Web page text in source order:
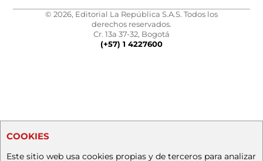
© 2026, Editorial La República S.A.S. Todos los
derechos reservados.
Cr. 13a 37-32, Bogotá
(+57) 1 4227600
COOKIES
Este sitio web usa cookies propias y de terceros para analizar